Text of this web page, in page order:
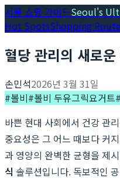
서울 쇼핑 가이드Seoul's
Hot SpotsShopping
혈당 관리의 새로
손민석2026년 3월 31일
#볼비#볼비 두유그릭요거트#
바쁜 현대 사회에서 건강 관
중요성은 그 어느 때보다 커
과 영양의 완벽한 균형을 제
식 솔루션입니다. 독보적인